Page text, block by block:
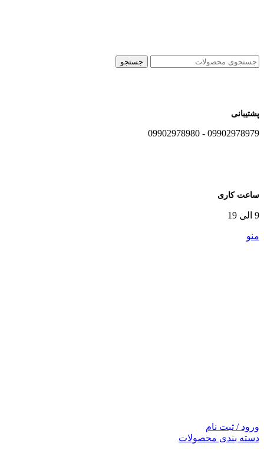
جستجو
پشتیبانی
09902978979 - 09902978980
ساعت کاری
9 الی 19
منو
ورود / ثبت نام
دسته بندی محصولات